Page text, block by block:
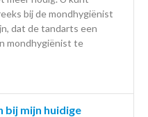
bij de mondhygiënist
dat de tandarts een
mondhygiënist te
bij mijn huidige